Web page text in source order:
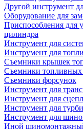
Другой инструмент
Оборудование для
Приспособления для
цилиндра
Инструмент для
Инструмент для
Съемники крышек
Съемники топливных
Съемники форсунок
Инструмент для
Инструмент для
Инструмент для
Инструмент для
Иной